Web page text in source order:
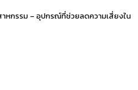
าหกรรม – อุปกรณ์ที่ช่วยลดความเสี่ยงใน